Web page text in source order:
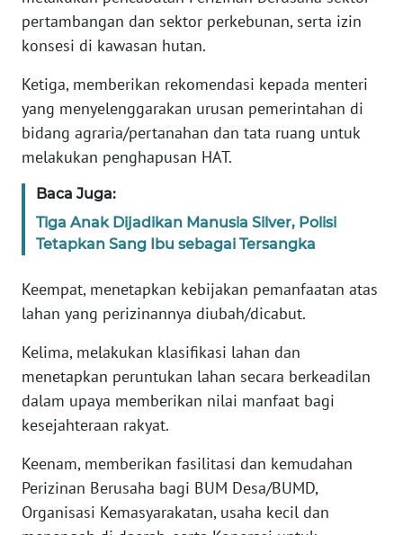
pertambangan dan sektor perkebunan, serta izin
konsesi di kawasan hutan.
Ketiga, memberikan rekomendasi kepada menteri
yang menyelenggarakan urusan pemerintahan di
bidang agraria/pertanahan dan tata ruang untuk
melakukan penghapusan HAT.
Baca Juga:
Tiga Anak Dijadikan Manusia Silver, Polisi
Tetapkan Sang Ibu sebagai Tersangka
Keempat, menetapkan kebijakan pemanfaatan atas
lahan yang perizinannya diubah/dicabut.
Kelima, melakukan klasifikasi lahan dan
menetapkan peruntukan lahan secara berkeadilan
dalam upaya memberikan nilai manfaat bagi
kesejahteraan rakyat.
Keenam, memberikan fasilitasi dan kemudahan
Perizinan Berusaha bagi BUM Desa/BUMD,
Organisasi Kemasyarakatan, usaha kecil dan
KEPRI
PAPUA
WN
PAPUA
WN
RIAU
WN
SERAMBI
WN
JAMBI
WN
SULTRA
WN